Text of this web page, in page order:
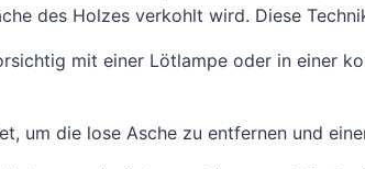
des Holzes verkohlt wird. Diese
mit einer Lötlampe oder in einer
um die lose Asche zu entfernen und